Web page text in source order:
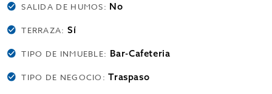
SALIDA DE HUMOS: No
TERRAZA: Sí
TIPO DE INMUEBLE: Bar-Cafeteria
TIPO DE NEGOCIO:Traspaso